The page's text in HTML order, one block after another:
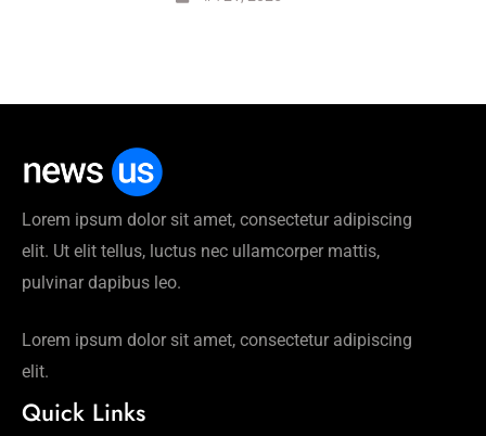
Lorem ipsum dolor sit amet, consectetur adipiscing
elit. Ut elit tellus, luctus nec ullamcorper mattis,
pulvinar dapibus leo.
Lorem ipsum dolor sit amet, consectetur adipiscing
elit.
Quick Links